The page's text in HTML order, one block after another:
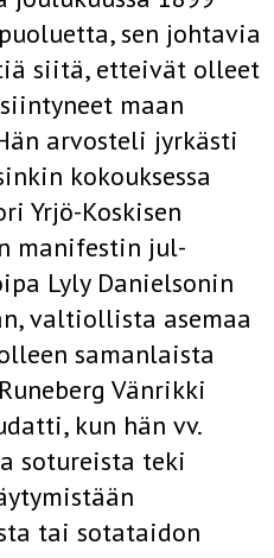
sen johtavia
siitä, etteivät olleet
maan
arvosteli jyrkästi
kokouksessa
Yrjö-Koskisen
manifestin jul­
Lyly Danielsonin
valtiollista asemaa
samanlaista
Vänrikki
kun hän vv.
sotureista teki
tai sotataidon